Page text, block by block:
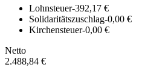
Lohnsteuer-392,17 €
Solidaritätszuschlag-0,00 €
Kirchensteuer-0,00 €
Netto
2.488,84 €